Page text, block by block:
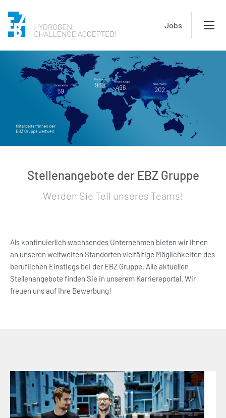
Jobs
Stellenangebote der EBZ Gruppe
Werden Sie Teil unseres Teams!
Als kontinuierlich wachsendes Unternehmen bieten wir Ihnen
an unseren weltweiten Standorten vielfältige Möglichkeiten des
beruflichen Einstiegs bei der EBZ Gruppe. Alle aktuellen
Stellenangebote finden Sie in unserem Karriereportal. Wir
freuen uns auf Ihre Bewerbung!